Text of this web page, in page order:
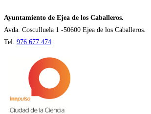
nueva
pestaña
Ayuntamiento de Ejea de los Caballeros.
Avda. Cosculluela 1 -50600 Ejea de los Caballeros.
Tel. 976 677 474